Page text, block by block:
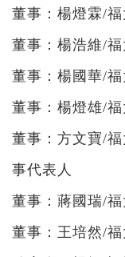
董事：楊燈霖/
董事：楊浩維/
董事：楊國華/
董事：楊燈雄/
董事：方文寶/
事代表人
董事：蔣國瑞/
董事：王培然/